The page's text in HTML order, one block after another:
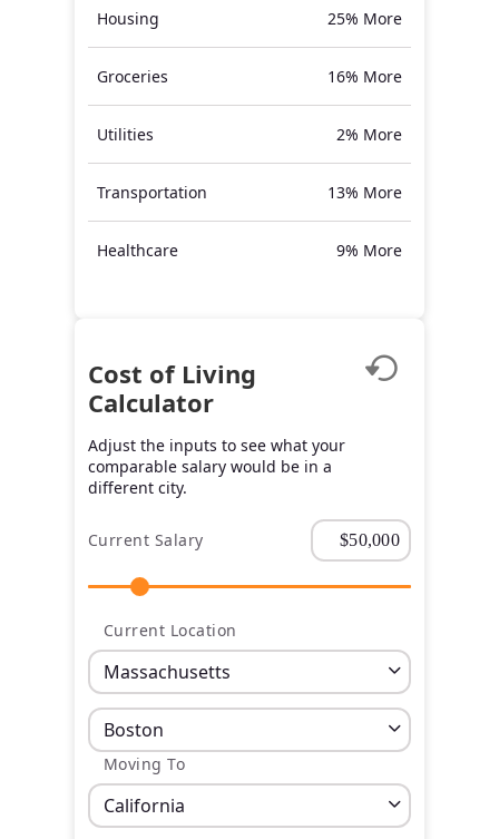
Housing 25% More
Groceries 16% More
Utilities 2% More
Transportation 13% More
Healthcare 9% More
Cost of Living
Calculator
Adjust the inputs to see what your
comparable salary would be in a
different city.
Current Salary
Current Location
Moving To